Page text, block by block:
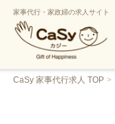
家事代行・家政婦の求人サイト
CaSy 家事代行求人 TOP